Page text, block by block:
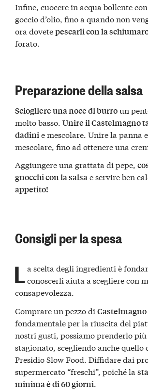
Infine, cuocere in acqua bollente
goccio d’olio, fino a quando non
ora dovetepescarli con la
forato.
Preparazione della salsa
Sciogliere una noce di burroun
molto basso.Unire il Castelmagno
dadinie mescolare. Unire la panna
mescolare, fino ad ottenere una
Aggiungere una grattata di pepe,
gnocchi con la salsae servire ben
appetito!
Consigli per la spesa
La scelta degli ingredienti è
conoscerli aiuta a scegliere con
consapevolezza.
Comprare un pezzo di
fondamentale per la riuscita del
nostri gusti, possiamo prenderlo più
stagionato, scegliendo anche quello
Presidio Slow Food. Diffidare dai
supermercato “freschi”, poiché la
minima è di 60 giorni.